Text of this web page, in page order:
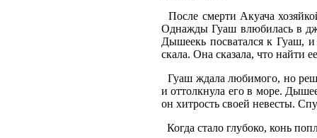
После смерти Акуача
Однажды Гуаш влюбилась в
Дышеекь посватался к Гуаш,
скала. Она сказала, что найти
Гуаш ждала любимого, но
и оттолкнула его в море.
он хитрость своей невесты.
Когда стало глубоко, конь